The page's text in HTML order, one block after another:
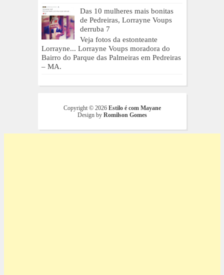
Das 10 mulheres mais bonitas
de Pedreiras, Lorrayne Voups
derruba 7
Veja fotos da estonteante
Lorrayne... Lorrayne Voups moradora do
Bairro do Parque das Palmeiras em Pedreiras
– MA.
Copyright © 2026 Estilo é com Mayane
Design by Romilson Gomes